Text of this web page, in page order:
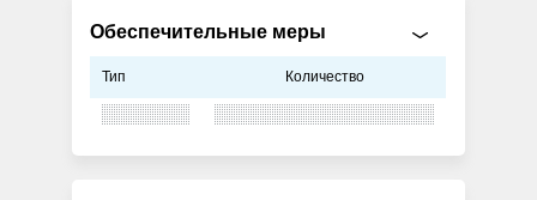
Обеспечительные меры
Тип Количество